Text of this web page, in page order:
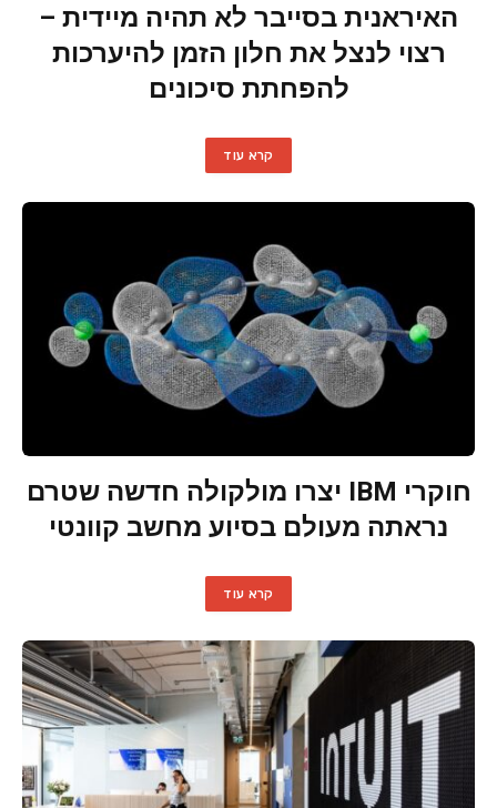
האיראנית בסייבר לא תהיה מיידית –
רצוי לנצל את חלון הזמן להיערכות
להפחתת סיכונים
קרא עוד
חוקרי IBM יצרו מולקולה חדשה שטרם
נראתה מעולם בסיוע מחשב קוונטי
קרא עוד